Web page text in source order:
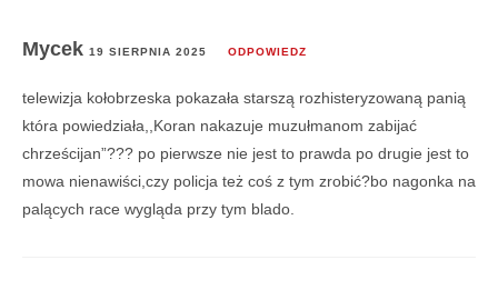
Mycek 19 SIERPNIA 2025 ODPOWIEDZ
telewizja kołobrzeska pokazała starszą rozhisteryzowaną panią
która powiedziała,,Koran nakazuje muzułmanom zabijać
chrześcijan”??? po pierwsze nie jest to prawda po drugie jest to
mowa nienawiści,czy policja też coś z tym zrobić?bo nagonka na
palących race wygląda przy tym blado.